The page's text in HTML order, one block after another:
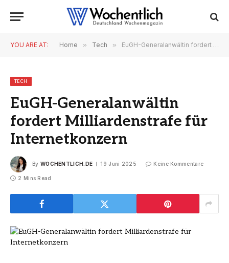
YOU ARE AT: Home » Tech » EuGH-Generalanwältin fordert Milliardenstrafe für Internetkonzern
TECH
EuGH-Generalanwältin
fordert Milliardenstrafe für
Internetkonzern
By WOCHENTLICH.DE 19 Juni 2025 Keine Kommentare
2 Mins Read